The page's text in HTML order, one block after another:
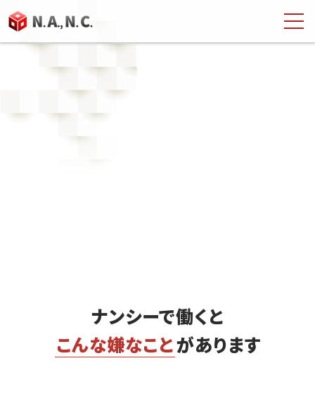
ナンシーで働くと
こんな嫌なことがあります